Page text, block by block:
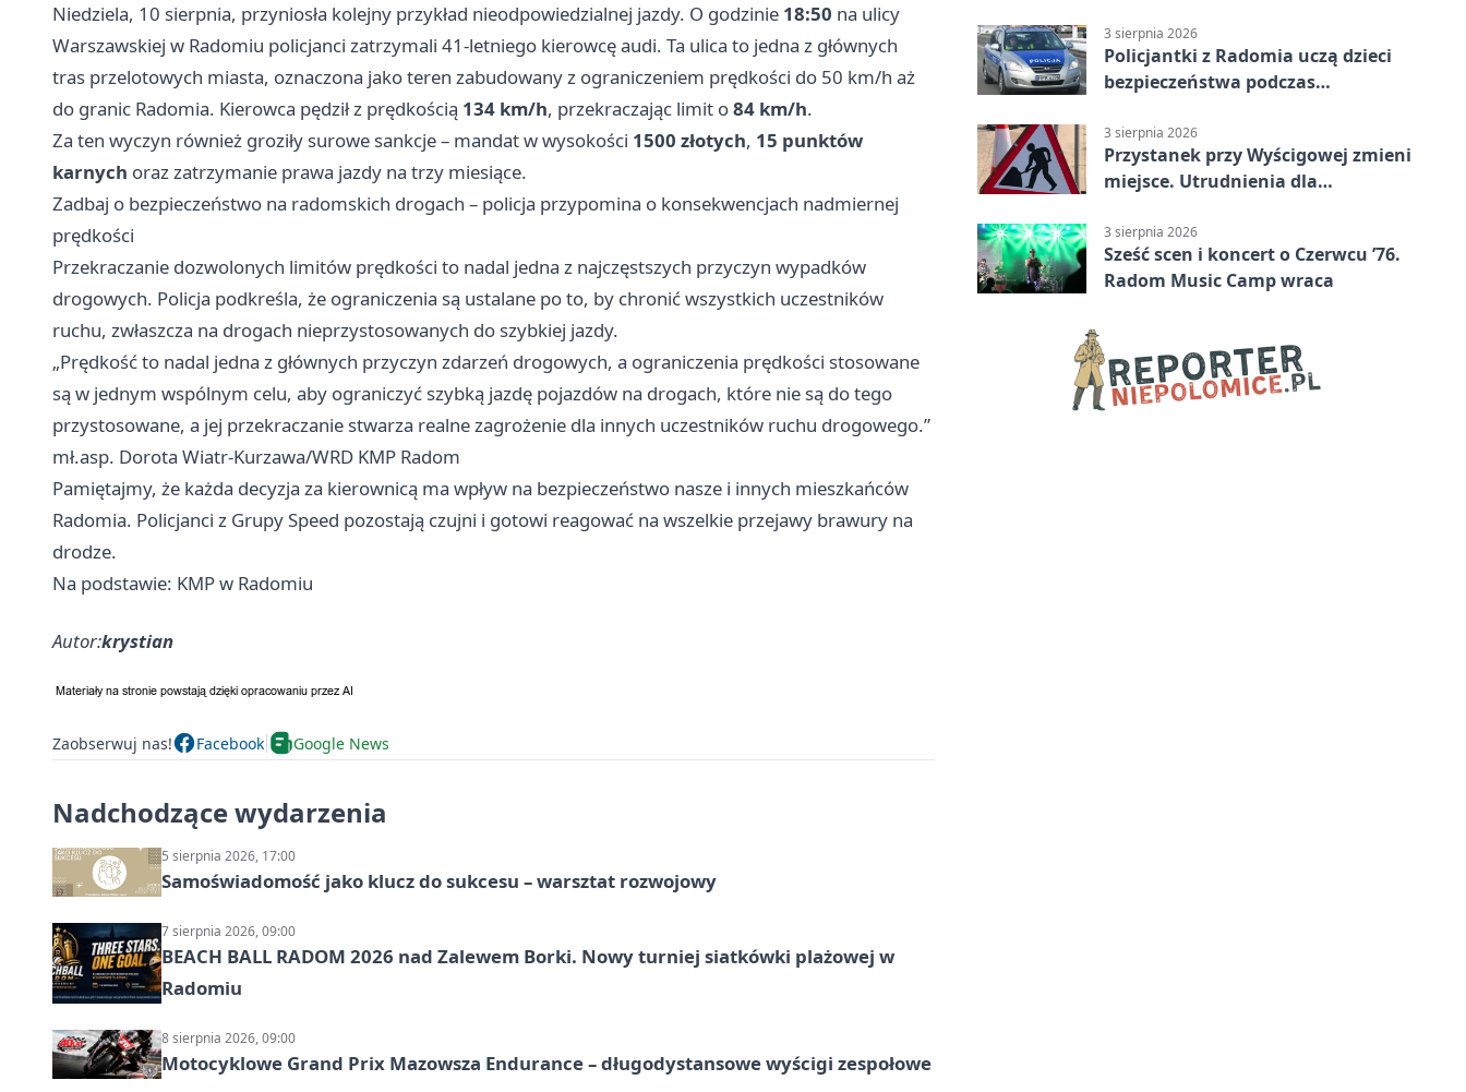
Niedziela, 10 sierpnia, przyniosła kolejny przykład nieodpowiedzialnej jazdy. O godzinie 18:50 na ulicy
Warszawskiej w Radomiu policjanci zatrzymali 41-letniego kierowcę audi. Ta ulica to jedna z głównych
tras przelotowych miasta, oznaczona jako teren zabudowany z ograniczeniem prędkości do 50 km/h aż
do granic Radomia. Kierowca pędził z prędkością 134 km/h, przekraczając limit o84 km/h.
Za ten wyczyn również groziły surowe sankcje – mandat w wysokości 1500 złotych, 15 punktów
karnych oraz zatrzymanie prawa jazdy na trzy miesiące.
Zadbaj o bezpieczeństwo na radomskich drogach – policja przypomina o konsekwencjach nadmiernej
prędkości
Przekraczanie dozwolonych limitów prędkości to nadal jedna z najczęstszych przyczyn wypadków
drogowych. Policja podkreśla, że ograniczenia są ustalane po to, by chronić wszystkich uczestników
ruchu, zwłaszcza na drogach nieprzystosowanych do szybkiej jazdy.
„Prędkość to nadal jedna z głównych przyczyn zdarzeń drogowych, a ograniczenia prędkości stosowane
są w jednym wspólnym celu, aby ograniczyć szybką jazdę pojazdów na drogach, które nie są do tego
przystosowane, a jej przekraczanie stwarza realne zagrożenie dla innych uczestników ruchu drogowego.”
mł.asp. Dorota Wiatr-Kurzawa/WRD KMP Radom
Pamiętajmy, że każda decyzja za kierownicą ma wpływ na bezpieczeństwo nasze i innych mieszkańców
Radomia. Policjanci z Grupy Speed pozostają czujni i gotowi reagować na wszelkie przejawy brawury na
drodze.
Na podstawie: KMP w Radomiu
Autor:krystian
Zaobserwuj nas! Facebook Google News
Nadchodzące wydarzenia
5 sierpnia 2026, 17:00
Samoświadomość jako klucz do sukcesu – warsztat rozwojowy
7 sierpnia 2026, 09:00
BEACH BALL RADOM 2026 nad Zalewem Borki. Nowy turniej siatkówki plażowej w
Radomiu
8 sierpnia 2026, 09:00
Motocyklowe Grand Prix Mazowsza Endurance – długodystansowe wyścigi zespołowe
3 sierpnia 2026
Policjantki z Radomia uczą dzieci
bezpieczeństwa podczas
3 sierpnia 2026
Przystanek przy Wyścigowej zmieni
miejsce. Utrudnienia dla
3 sierpnia 2026
Sześć scen i koncert o Czerwcu ’76.
Radom Music Camp wraca